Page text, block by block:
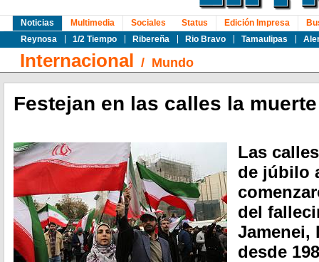
Noticias
Reynosa
1/2 Tiempo Ribereña Rio Bravo Tamaulipas
Multimedia Sociales Status Edición Impresa
Internacional / Mundo
Festejan en las calles la
Las
de júbilo
del
Jamenei,
desde